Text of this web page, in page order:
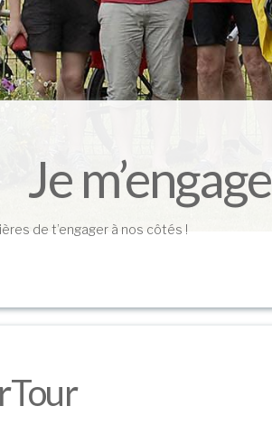
Je m’engage
de t’engager à nos côtés !